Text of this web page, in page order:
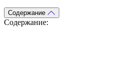
Содержание
Содержание:
Входящая заявка